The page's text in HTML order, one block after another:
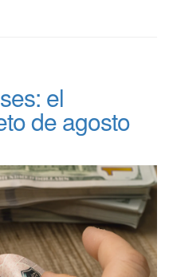
el
de agosto